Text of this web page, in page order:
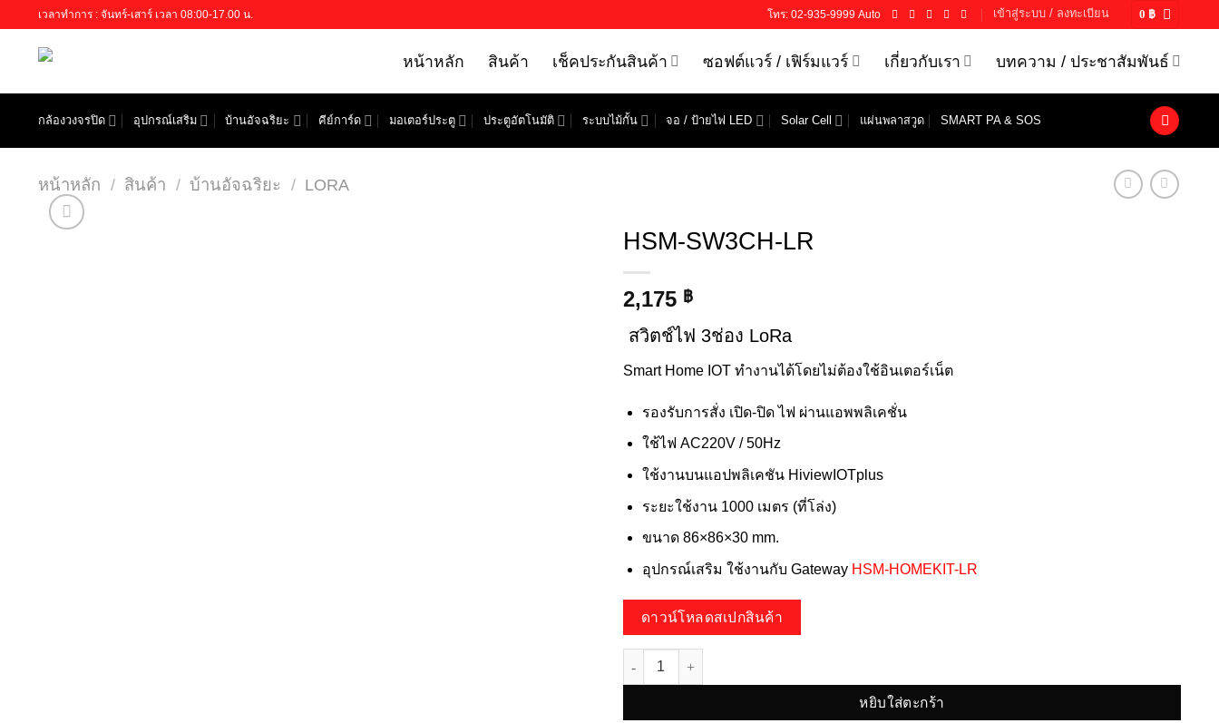
to
content
เวลาทำการ : จันทร์-เสาร์ เวลา 08:00-17.00 น. โทร: 02-935-9999 Auto เข้าสู่ระบบ / ลงทะเบียน 0 ฿
หน้าหลัก สินค้า เช็คประกันสินค้า ซอฟต์แวร์ / เฟิร์มแวร์ เกี่ยวกับเรา บทความ / ประชาสัมพันธ์
กล้องวงจรปิด อุปกรณ์เสริม บ้านอัจฉริยะ คีย์การ์ด มอเตอร์ประตู ประตูอัตโนมัติ ระบบไม้กั้น จอ / ป้ายไฟ LED Solar Cell แผ่นพลาสวูด SMART PA & SOS
หน้าหลัก / สินค้า / บ้านอัจฉริยะ / LORA
HSM-SW3CH-LR
2,175 ฿
สวิตช์ไฟ 3ช่อง LoRa
Smart Home IOT ทำงานได้โดยไม่ต้องใช้อินเตอร์เน็ต
รองรับการสั่ง เปิด-ปิด ไฟ ผ่านแอพพลิเคชั่น
ใช้ไฟ AC220V / 50Hz
ใช้งานบนแอปพลิเคชัน HiviewIOTplus
ระยะใช้งาน 1000 เมตร (ที่โล่ง)
ขนาด 86×86×30 mm.
อุปกรณ์เสริม ใช้งานกับ Gateway HSM-HOMEKIT-LR
ดาวน์โหลดสเปกสินค้า
จำนวน HSM-SW3CH-LR ชิ้น
หยิบใส่ตะกร้า